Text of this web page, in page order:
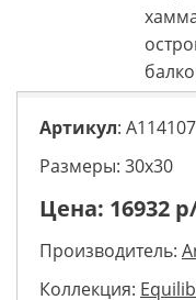
Артикул: A114107
Размеры: 30х30
Цена: 16932
Производитель:
Коллекция: